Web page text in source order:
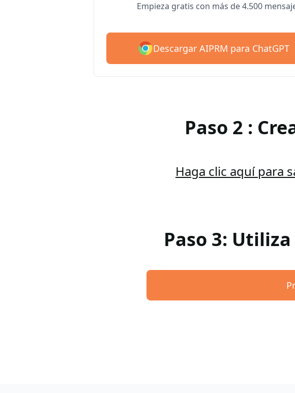
Empieza gratis con más de 4.500
Descargar AIPRM para ChatGPT
Paso 2 :
Haga clic aquí para
Paso 3: